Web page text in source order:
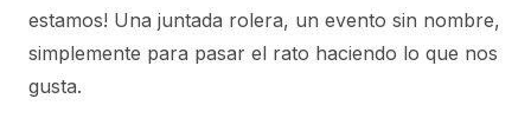
estamos! Una juntada rolera, un evento sin nombre,
simplemente para pasar el rato haciendo lo que nos
gusta.